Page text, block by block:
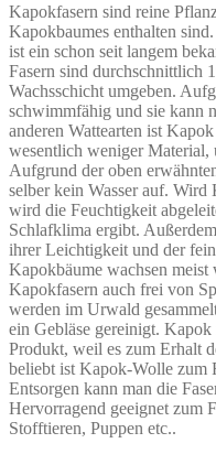
Kapokfasern sind reine
Kapokbaumes enthalten
ist ein schon seit langem
Fasern sind durchschnittlich
Wachsschicht umgeben.
schwimmfähig und sie kann
anderen Wattearten ist
wesentlich weniger
Aufgrund der oben
selber kein Wasser auf.
wird die Feuchtigkeit
Schlafklima ergibt.
ihrer Leichtigkeit und der
Kapokbäume wachsen
Kapokfasern auch frei von
werden im Urwald
ein Gebläse gereinigt. Kapok
Produkt, weil es zum Erhalt
beliebt ist Kapok-Wolle zum
Entsorgen kann man die
Hervorragend geeignet zum
Stofftieren, Puppen etc..